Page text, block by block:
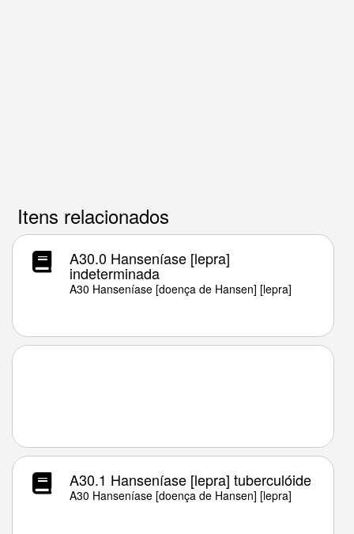
Itens relacionados
A30.0 Hanseníase [lepra]
indeterminada
A30 Hanseníase [doença de Hansen] [lepra]
A30.1 Hanseníase [lepra] tuberculóide
A30 Hanseníase [doença de Hansen] [lepra]